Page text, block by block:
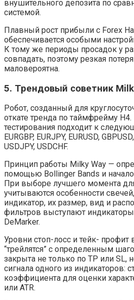
внушительного депозита по
системой.
Плавный рост прибыли с Forex
обеспечивается особыми
К тому же периоды просадок у
совпадать, поэтому резкая
маловероятна.
5. Трендовый советник
Робот, созданный для
откате тренда по таймфрейму
тестирования подходит к
EURGBP, EURJPY, EURUSD,
USDJPY, USDCHF.
Принцип работы Milky Way —
помощью Bollinger Bands и начало
При выборе лучшего момента
учитываются особенности
индикатор, их размер, вид и
фильтров выступают
DeMarker.
Уровни стоп-лосс и тейк- профит
“трейлятся” с определенным
закрыта не только по TP или SL,
сигнала одного из индикаторов:
коэффициента для оценки
или ATR.